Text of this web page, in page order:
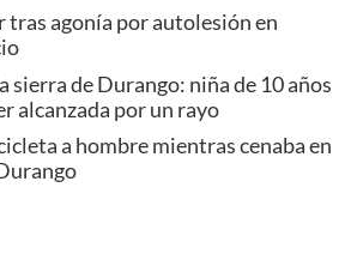
tras agonía por autolesión en
sierra de Durango: niña de 10 años
alcanzada por un rayo
a hombre mientras cenaba en